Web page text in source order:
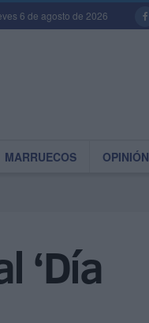
6 de agosto de 2026
MARRUECOS OPINIÓN
‘Día